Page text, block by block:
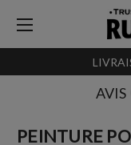
AVIS
PEINTURE